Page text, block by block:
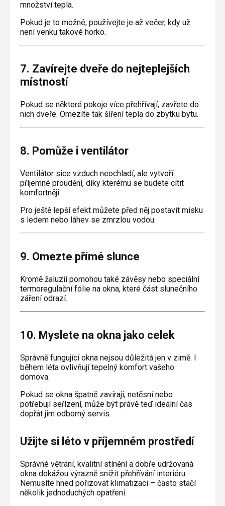
množství tepla.
Pokud je to možné, používejte je až večer, kdy už
není venku takové horko.
7. Zavírejte dveře do nejteplejších
místností
Pokud se některé pokoje více přehřívají, zavřete do
nich dveře. Omezíte tak šíření tepla do zbytku bytu.
8. Pomůže i ventilátor
Ventilátor sice vzduch neochladí, ale vytvoří
příjemné proudění, díky kterému se budete cítit
komfortněji.
Pro ještě lepší efekt můžete před něj postavit misku
s ledem nebo láhev se zmrzlou vodou.
9. Omezte přímé slunce
Kromě žaluzií pomohou také závěsy nebo speciální
termoregulační fólie na okna, které část slunečního
záření odrazí.
10. Myslete na okna jako celek
Správně fungující okna nejsou důležitá jen v zimě. I
během léta ovlivňují tepelný komfort vašeho
domova.
Pokud se okna špatně zavírají, netěsní nebo
potřebují seřízení, může být právě teď ideální čas
dopřát jim odborný servis.
Užijte si léto v příjemném prostředí
Správné větrání, kvalitní stínění a dobře udržovaná
okna dokážou výrazně snížit přehřívání interiéru.
Nemusíte hned pořizovat klimatizaci – často stačí
několik jednoduchých opatření.